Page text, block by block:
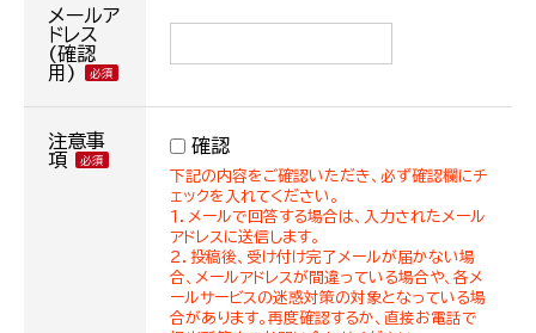
メールア
ドレス
(確認
用)
注意事
項
確認
下記の内容をご確認いただき、必ず確認欄にチ
ェックを入れてください。
１．メールで回答する場合は、入力されたメール
アドレスに送信します。
２．投稿後、受け付け完了メールが届かない場
合、メールアドレスが間違っている場合や、各メ
ールサービスの迷惑対策の対象となっている場
合があります。再度確認するか、直接お電話で